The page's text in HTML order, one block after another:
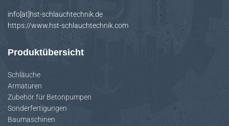
info[at]hst-schlauchtechnik.de
https://www.hst-schlauchtechnik.com
Produktübersicht
Schläuche
Armaturen
Zubehör für Betonpumpen
Sonderfertigungen
Baumaschinen